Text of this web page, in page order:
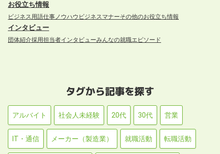
お役立ち情報
ビジネス用語仕事ノウハウ ビジネスマナーその他のお役立ち情報
インタビュー
団体紹介採用担当者インタビューみんなの就職エピソード
タグから記事を探す
アルバイト 社会人未経験 20代 30代 営業
IT・通信 メーカー（製造業） 就職活動 転職活動